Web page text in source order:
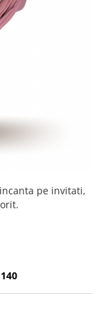
pe invitati,